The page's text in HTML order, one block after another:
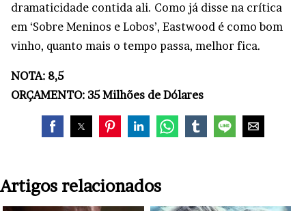
dramaticidade contida ali. Como já disse na crítica
em ‘Sobre Meninos e Lobos’, Eastwood é como bom
vinho, quanto mais o tempo passa, melhor fica.
NOTA: 8,5
ORÇAMENTO: 35 Milhões de Dólares
Artigos relacionados